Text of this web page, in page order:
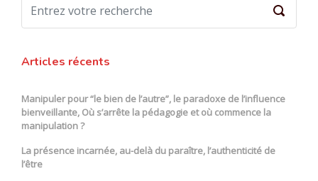
Articles récents
Manipuler pour “le bien de l’autre”, le paradoxe de l’influence
bienveillante, Où s’arrête la pédagogie et où commence la
manipulation ?
La présence incarnée, au-delà du paraître, l’authenticité de
l’être